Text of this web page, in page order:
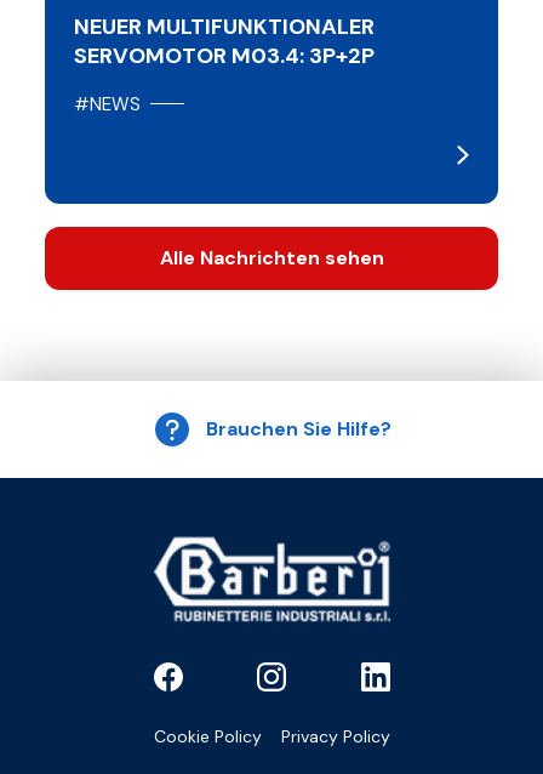
NEUER MULTIFUNKTIONALER
SERVOMOTOR M03.4: 3P+2P
#NEWS
Alle Nachrichten sehen
Brauchen Sie Hilfe?
Cookie Policy Privacy Policy